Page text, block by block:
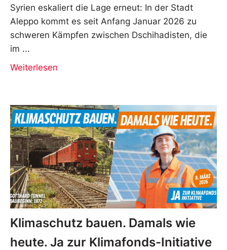
Syrien eskaliert die Lage erneut: In der Stadt
Aleppo kommt es seit Anfang Januar 2026 zu
schweren Kämpfen zwischen Dschihadisten, die
im
Weiterlesen
Klimaschutz bauen. Damals wie
heute. Ja zur Klimafonds-Initiative